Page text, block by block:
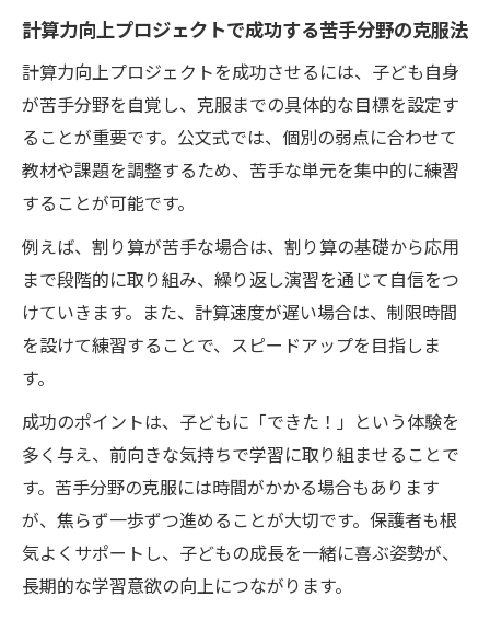
計算力向上プロジェクトで成功する苦手分野の克服法
計算力向上プロジェクトを成功させるには、子ども自身
が苦手分野を自覚し、克服までの具体的な目標を設定す
ることが重要です。公文式では、個別の弱点に合わせて
教材や課題を調整するため、苦手な単元を集中的に練習
することが可能です。
例えば、割り算が苦手な場合は、割り算の基礎から応用
まで段階的に取り組み、繰り返し演習を通じて自信をつ
けていきます。また、計算速度が遅い場合は、制限時間
を設けて練習することで、スピードアップを目指しま
す。
成功のポイントは、子どもに「できた！」という体験を
多く与え、前向きな気持ちで学習に取り組ませることで
す。苦手分野の克服には時間がかかる場合もあります
が、焦らず一歩ずつ進めることが大切です。保護者も根
気よくサポートし、子どもの成長を一緒に喜ぶ姿勢が、
長期的な学習意欲の向上につながります。